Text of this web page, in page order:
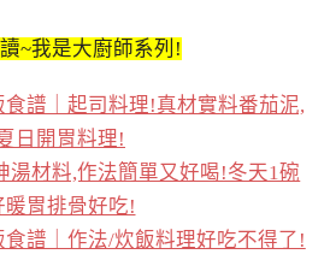
~我是大廚師系列!
譜｜起司料理!真材實料番茄泥,
日開胃料理!
湯材料,作法簡單又好喝!冬天1碗
暖胃排骨好吃!
譜｜作法/炊飯料理好吃不得了!